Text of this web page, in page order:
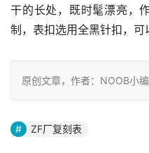
干的长处，既时髦漂亮，
制，表扣选用全黑针扣，可
原创文章，作者：NOOB小
ZF厂复刻表